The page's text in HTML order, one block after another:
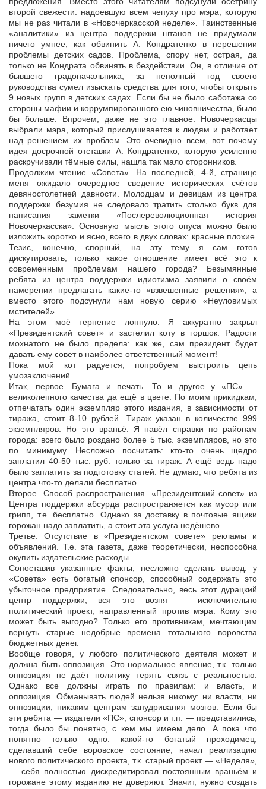
второй свежести: надоевшую всем чепуху про мэра, которую
мы не раз читали в «Новочеркасской неделе». Таинственные
«аналитики» из центра поддержки штанов не придумали
ничего умнее, как обвинить А. Кондратенко в нерешении
проблемы детских садов. Проблема, спору нет, острая, да
только не Кондрата обвинять в бездействии. Он, в отличие от
бывшего градоначальника, за неполный год своего
руководства сумел изыскать средства для того, чтобы открыть
9 новых групп в детских садах. Если бы не было саботажа со
стороны мафии и коррумпированного ею чиновничества, было
бы больше. Впрочем, даже не это главное. Новочеркасцы
выбрали мэра, который прислушивается к людям и работает
над решением их проблем. Это очевидно всем, вот почему
идея досрочной отставки А. Кондратенко, которую усиленно
раскручивали тёмные силы, нашла так мало сторонников.
Продолжим чтение «Совета». На последней, 4-й, странице
меня ожидало очередное сведение исторических счётов
девяностолетней давности. Молодцам и девицам из центра
поддержки безумия не следовало тратить столько букв для
написания заметки «Послереволюционная история
Новочеркасска». Основную мысль этого опуса можно было
изложить коротко и ясно, всего в двух словах: красные плохие.
Тезис, конечно, спорный, на эту тему я сам готов
дискутировать, только какое отношение имеет всё это к
современным проблемам нашего города? Безымянные
ребята из центра поддержки идиотизма заявили о своём
намерении предлагать какие-то «взвешенные решения», а
вместо этого подсунули нам новую серию «Неуловимых
мстителей».
На этом моё терпение лопнуло. Я аккуратно закрыл
«Президентский совет» и застелил коту в горшок. Радости
мохнатого не было предела: как же, сам президент будет
давать ему совет в наиболее ответственный момент!
Пока мой кот радуется, попробуем выстроить цепь
умозаключений.
Итак, первое. Бумага и печать. То и другое у «ПС» —
великолепного качества да ещё в цвете. По моим прикидкам,
отпечатать один экземпляр этого издания, в зависимости от
тиража, стоит 8-10 рублей. Тираж указан в количестве 999
экземпляров. Но это враньё. Я навёл справки по районам
города: всего было роздано более 5 тыс. экземпляров, но это
по минимуму. Несложно посчитать: кто-то очень щедро
заплатил 40-50 тыс. руб. только за тираж. А ещё ведь надо
было заплатить за подготовку статей. Не думаю, что ребята из
центра что-то делали бесплатно.
Второе. Способ распространения. «Президентский совет» из
Центра поддержки абсурда распространяется как мусор или
грипп, т.е. бесплатно. Однако за доставку в почтовые ящики
горожан надо заплатить, а стоит эта услуга недёшево.
Третье. Отсутствие в «Президентском совете» рекламы и
объявлений. Т.е. эта газета, даже теоретически, неспособна
окупить издательские расходы.
Сопоставив указанные факты, несложно сделать вывод: у
«Совета» есть богатый спонсор, способный содержать это
убыточное предприятие. Следовательно, весь этот дурацкий
центр поддержки, вся это возня — исключительно
политический проект, направленный против мэра. Кому это
может быть выгодно? Только его противникам, мечтающим
вернуть старые недобрые времена тотального воровства
бюджетных денег.
Вообще говоря, у любого политического деятеля может и
должна быть оппозиция. Это нормальное явление, т.к. только
оппозиция не даёт политику терять связь с реальностью.
Однако все должны играть по правилам: и власть, и
оппозиция. Обманывать людей нельзя никому: ни власти, ни
оппозиции, никаким центрам запудривания мозгов. Если бы
эти ребята — издатели «ПС», спонсор и т.п. — представились,
тогда было бы понятно, с кем мы имеем дело. А пока что
понятно только одно: какой-то богатый проходимец,
сделавший себе воровское состояние, начал реализацию
нового политического проекта, т.к. старый проект — «Неделя»,
— себя полностью дискредитировал постоянным враньём и
горожане этому изданию не доверяют. Значит, нужно создать